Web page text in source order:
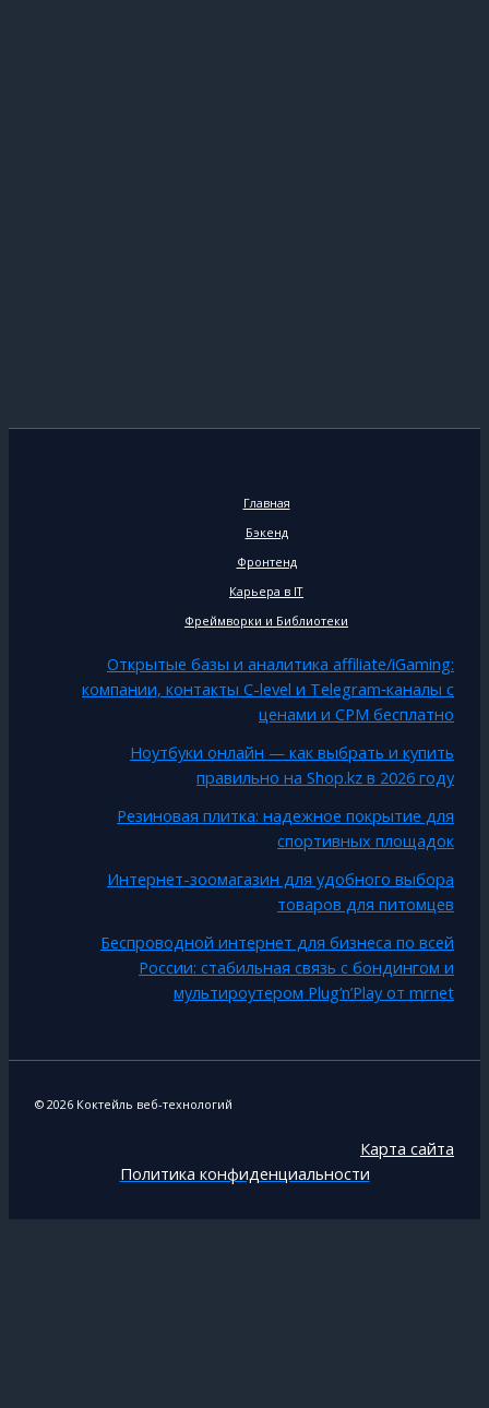
Главная
Бэкенд
Фронтенд
Карьера в IT
Фреймворки и Библиотеки
Открытые базы и аналитика affiliate/iGaming:
компании, контакты C-level и Telegram‑каналы с
ценами и CPM бесплатно
Ноутбуки онлайн — как выбрать и купить
правильно на Shop.kz в 2026 году
Резиновая плитка: надежное покрытие для
спортивных площадок
Интернет-зоомагазин для удобного выбора
товаров для питомцев
Беспроводной интернет для бизнеса по всей
России: стабильная связь с бондингом и
мультироутером Plug’n’Play от mrnet
© 2026 Коктейль веб-технологий
Карта сайта
Политика конфиденциальности